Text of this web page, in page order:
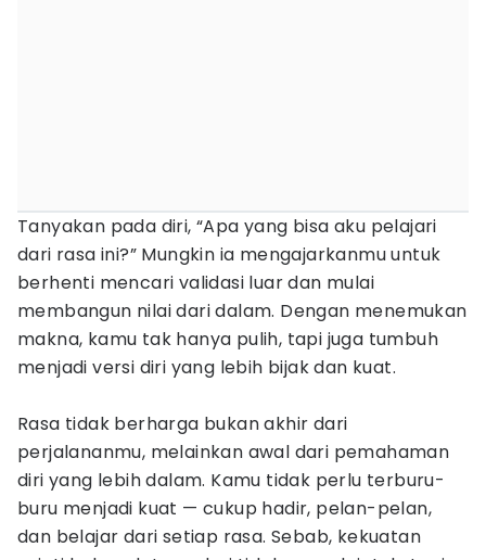
Tanyakan pada diri, “Apa yang bisa aku pelajari
dari rasa ini?” Mungkin ia mengajarkanmu untuk
berhenti mencari validasi luar dan mulai
membangun nilai dari dalam. Dengan menemukan
makna, kamu tak hanya pulih, tapi juga tumbuh
menjadi versi diri yang lebih bijak dan kuat.
Rasa tidak berharga bukan akhir dari
perjalananmu, melainkan awal dari pemahaman
diri yang lebih dalam. Kamu tidak perlu terburu-
buru menjadi kuat — cukup hadir, pelan-pelan,
dan belajar dari setiap rasa. Sebab, kekuatan